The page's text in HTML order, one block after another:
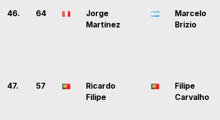
46. 64
Jorge
Martínez
Marcelo
Brizio
47. 57
Ricardo
Filipe
Filipe
Carvalho